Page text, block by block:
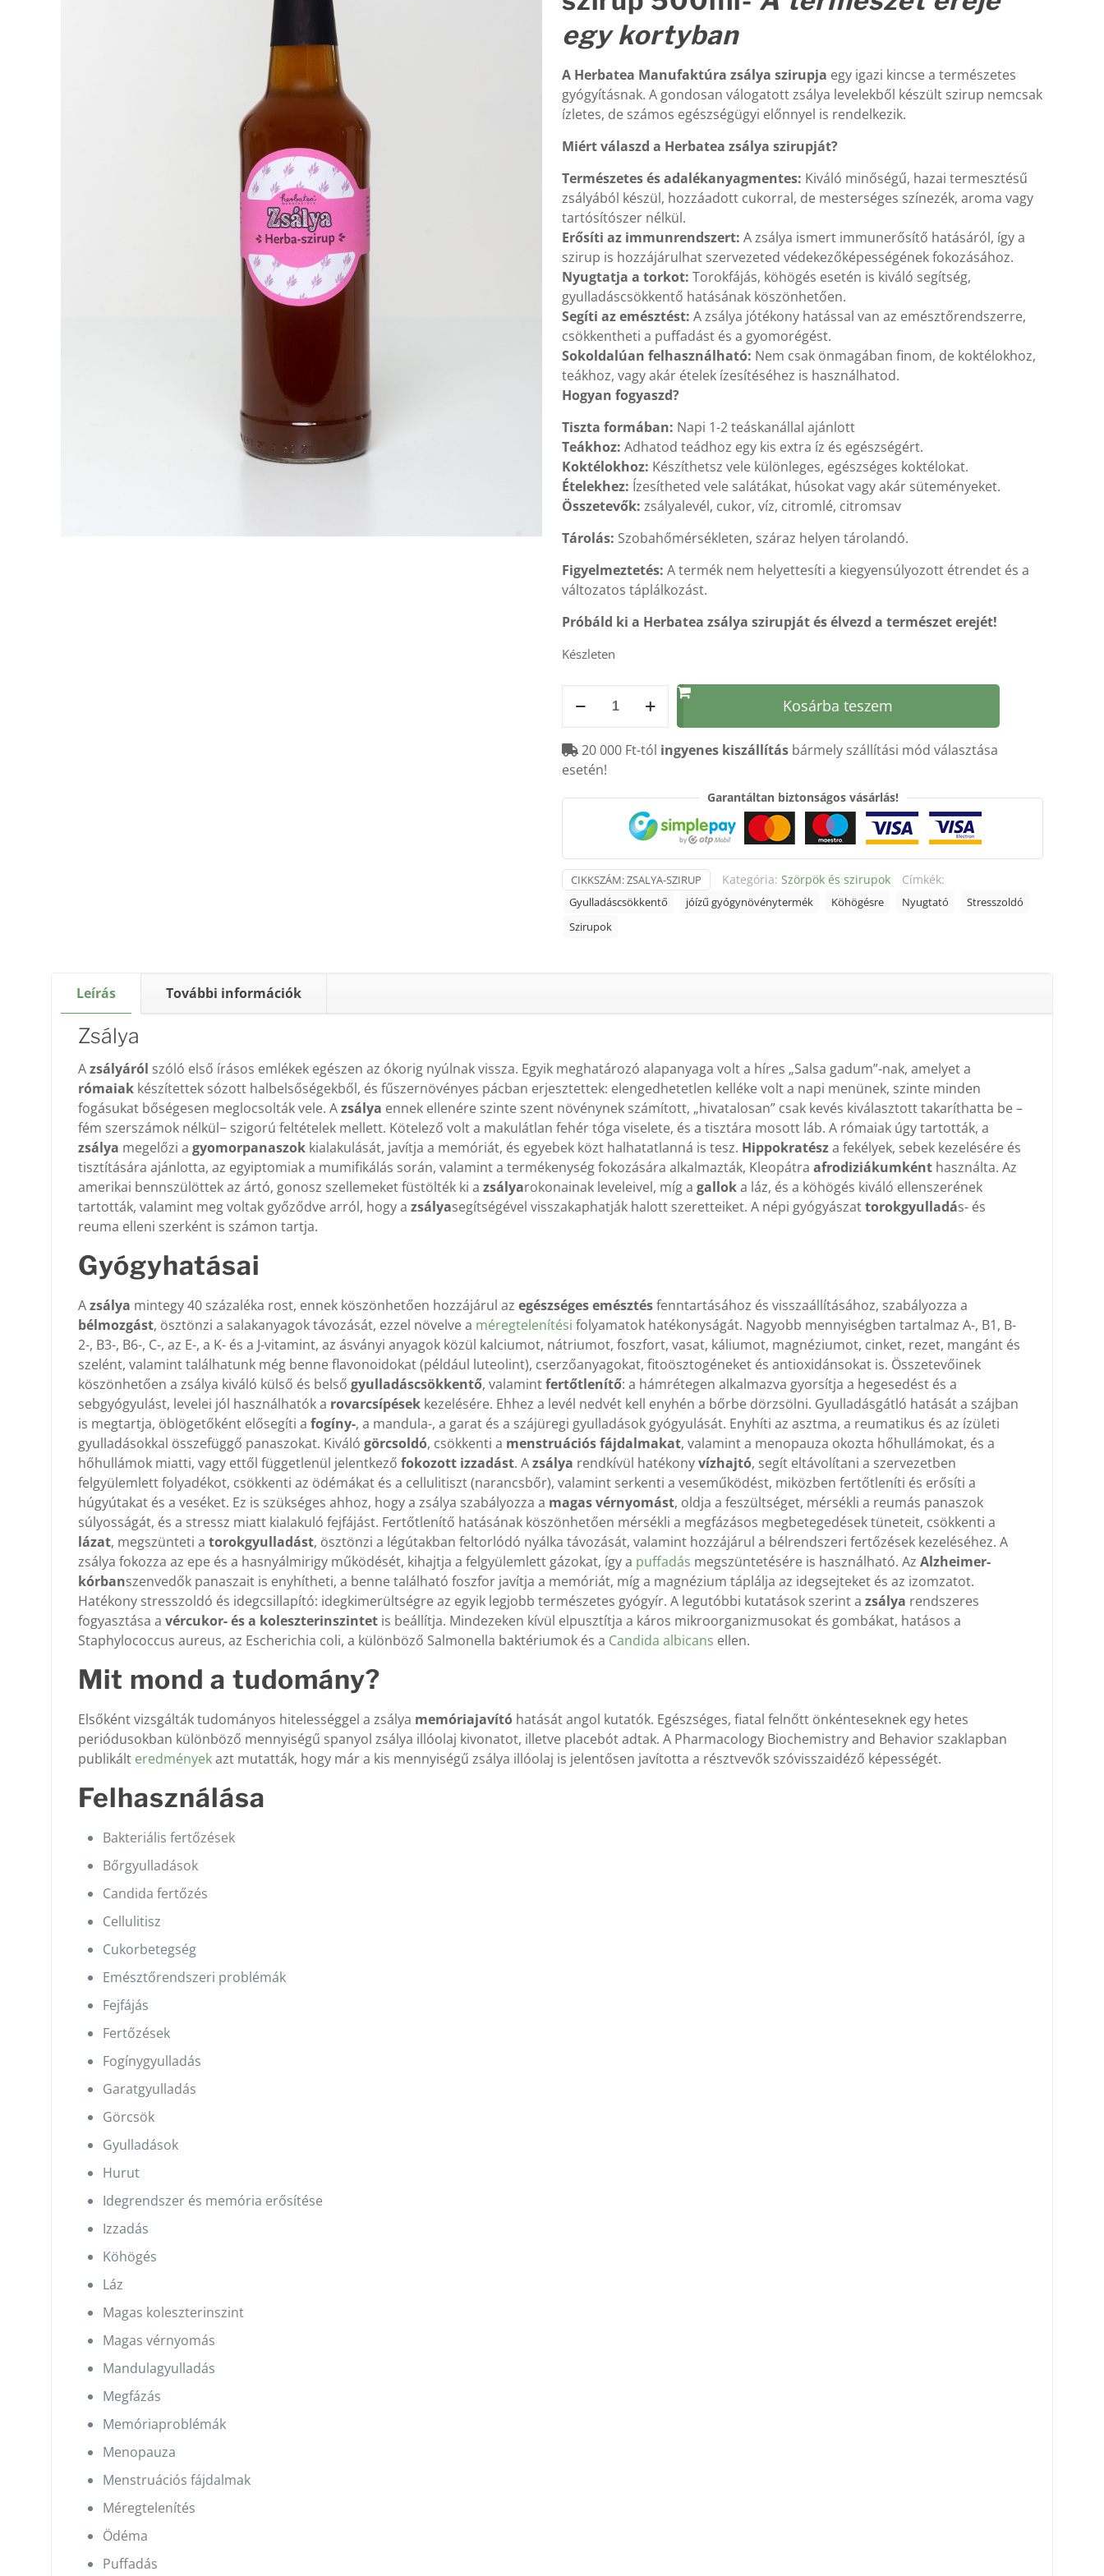
egy kortyban
A Herbatea Manufaktúra zsálya szirupja egy igazi kincse a természetes
gyógyításnak. A gondosan válogatott zsálya levelekből készült szirup nemcsak
ízletes, de számos egészségügyi előnnyel is rendelkezik.
Miért válaszd a Herbatea zsálya szirupját?
Természetes és adalékanyagmentes: Kiváló minőségű, hazai termesztésű
zsályából készül, hozzáadott cukorral, de mesterséges színezék, aroma vagy
tartósítószer nélkül.
Erősíti az immunrendszert: A zsálya ismert immunerősítő hatásáról, így a
szirup is hozzájárulhat szervezeted védekezőképességének fokozásához.
Nyugtatja a torkot: Torokfájás, köhögés esetén is kiváló segítség,
gyulladáscsökkentő hatásának köszönhetően.
Segíti az emésztést: A zsálya jótékony hatással van az emésztőrendszerre,
csökkentheti a puffadást és a gyomorégést.
Sokoldalúan felhasználható: Nem csak önmagában finom, de koktélokhoz,
teákhoz, vagy akár ételek ízesítéséhez is használhatod.
Hogyan fogyaszd?
Tiszta formában: Napi 1-2 teáskanállal ajánlott
Teákhoz: Adhatod teádhoz egy kis extra íz és egészségért.
Koktélokhoz: Készíthetsz vele különleges, egészséges koktélokat.
Ételekhez: Ízesítheted vele salátákat, húsokat vagy akár süteményeket.
Összetevők: zsályalevél, cukor, víz, citromlé, citromsav
Tárolás: Szobahőmérsékleten, száraz helyen tárolandó.
Figyelmeztetés: A termék nem helyettesíti a kiegyensúlyozott étrendet és a
változatos táplálkozást.
Próbáld ki a Herbatea zsálya szirupját és élvezd a természet erejét!
Készleten
szirup
mennyiség
Kosárba teszem
20 000 Ft-tól ingyenes kiszállítás bármely szállítási mód választása
esetén!
Garantáltan biztonságos vásárlás!
CIKKSZÁM:ZSALYA-SZIRUP Kategória: Szörpök és szirupok Címkék:
Gyulladáscsökkentő jóízű gyógynövénytermék Köhögésre Nyugtató
Stresszoldó
Szirupok
Leírás További információk
Zsálya
Azsályáról szóló első írásos emlékek egészen az ókorig nyúlnak vissza. Egyik meghatározó alapanyaga volt a híres „Salsa gadum”-nak, amelyet a
rómaiakkészítettek sózott halbelsőségekből, és fűszernövényes pácban erjesztettek: elengedhetetlen kelléke volt a napi menünek, szinte minden
fogásukat bőségesen meglocsolták vele. Azsálya ennek ellenére szinte szent növénynek számított, „hivatalosan” csak kevés kiválasztott takaríthatta be –
fém szerszámok nélkül− szigorú feltételek mellett. Kötelező volt a makulátlan fehér tóga viselete, és a tisztára mosott láb. A rómaiak úgy tartották, a
zsálya megelőzi a gyomorpanaszokkialakulását, javítja a memóriát, és egyebek közt halhatatlanná is tesz. Hippokratésza fekélyek, sebek kezelésére és
tisztítására ajánlotta, az egyiptomiak a mumifikálás során, valamint a termékenység fokozására alkalmazták, Kleopátra afrodiziákumkénthasználta. Az
amerikai bennszülöttek az ártó, gonosz szellemeket füstölték ki a zsályarokonainak leveleivel, míg a galloka láz, és a köhögés kiváló ellenszerének
tartották, valamint meg voltak győződve arról, hogy a zsályasegítségével visszakaphatják halott szeretteiket. A népi gyógyászattorokgyulladás- és
reuma elleni szerként is számon tartja.
Gyógyhatásai
Azsálya mintegy 40 százaléka rost, ennek köszönhetően hozzájárul az egészséges emésztésfenntartásához és visszaállításához, szabályozza a
bélmozgást, ösztönzi a salakanyagok távozását, ezzel növelve a méregtelenítési folyamatok hatékonyságát. Nagyobb mennyiségben tartalmaz A-, B1, B-
2-, B3-, B6-, C-, az E-, a K- és a J-vitamint, az ásványi anyagok közül kalciumot, nátriumot, foszfort, vasat, káliumot, magnéziumot, cinket, rezet, mangánt és
szelént, valamint találhatunk még benne flavonoidokat (például luteolint), cserzőanyagokat, fitoösztogéneket és antioxidánsokat is. Összetevőinek
köszönhetően a zsálya kiváló külső és belső gyulladáscsökkentő, valamintfertőtlenítő: a hámrétegen alkalmazva gyorsítja a hegesedést és a
sebgyógyulást, levelei jól használhatók a rovarcsípésekkezelésére. Ehhez a levél nedvét kell enyhén a bőrbe dörzsölni. Gyulladásgátló hatását a szájban
is megtartja, öblögetőként elősegíti a fogíny-, a mandula-, a garat és a szájüregi gyulladások gyógyulását. Enyhíti az asztma, a reumatikus és az ízületi
gyulladásokkal összefüggő panaszokat. Kiváló görcsoldó, csökkenti a menstruációs fájdalmakat, valamint a menopauza okozta hőhullámokat, és a
hőhullámok miatti, vagy ettől függetlenül jelentkező fokozott izzadást. Azsálya rendkívül hatékonyvízhajtó, segít eltávolítani a szervezetben
felgyülemlett folyadékot, csökkenti az ödémákat és a cellulitiszt (narancsbőr), valamint serkenti a veseműködést, miközben fertőtleníti és erősíti a
húgyútakat és a veséket. Ez is szükséges ahhoz, hogy a zsálya szabályozza a magas vérnyomást, oldja a feszültséget, mérsékli a reumás panaszok
súlyosságát, és a stressz miatt kialakuló fejfájást. Fertőtlenítő hatásának köszönhetően mérsékli a megfázásos megbetegedések tüneteit, csökkenti a
lázat, megszünteti a torokgyulladást, ösztönzi a légútakban feltorlódó nyálka távozását, valamint hozzájárul a bélrendszeri fertőzések kezeléséhez. A
zsálya fokozza az epe és a hasnyálmirigy működését, kihajtja a felgyülemlett gázokat, így a puffadás megszüntetésére is használható. Az Alzheimer-
kórbanszenvedők panaszait is enyhítheti, a benne található foszfor javítja a memóriát, míg a magnézium táplálja az idegsejteket és az izomzatot.
Hatékony stresszoldó és idegcsillapító: idegkimerültségre az egyik legjobb természetes gyógyír. A legutóbbi kutatások szerint a zsálya rendszeres
fogyasztása a vércukor- és a koleszterinszintetis beállítja. Mindezeken kívül elpusztítja a káros mikroorganizmusokat és gombákat, hatásos a
Staphylococcus aureus, az Escherichia coli, a különböző Salmonella baktériumok és a Candida albicans ellen.
Mit mond a tudomány?
Elsőként vizsgálták tudományos hitelességgel a zsálya memóriajavítóhatását angol kutatók. Egészséges, fiatal felnőtt önkénteseknek egy hetes
periódusokban különböző mennyiségű spanyol zsálya illóolaj kivonatot, illetve placebót adtak. A Pharmacology Biochemistry and Behavior szaklapban
publikált eredményekazt mutatták, hogy már a kis mennyiségű zsálya illóolaj is jelentősen javította a résztvevők szóvisszaidéző képességét.
Felhasználása
Bakteriális fertőzések
Bőrgyulladások
Candida fertőzés
Cellulitisz
Cukorbetegség
Emésztőrendszeri problémák
Fejfájás
Fertőzések
Fogínygyulladás
Garatgyulladás
Görcsök
Gyulladások
Hurut
Idegrendszer és memória erősítése
Izzadás
Köhögés
Láz
Magas koleszterinszint
Magas vérnyomás
Mandulagyulladás
Megfázás
Memóriaproblémák
Menopauza
Menstruációs fájdalmak
Méregtelenítés
Ödéma
Puffadás